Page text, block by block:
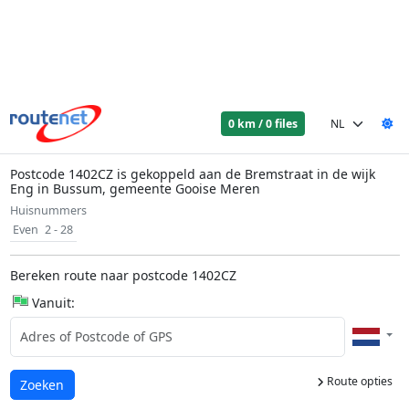
0 km / 0 files
Postcode 1402CZ is gekoppeld aan de Bremstraat in de wijk
Eng in Bussum, gemeente Gooise Meren
Huisnummers
Even 2 - 28
Bereken route naar postcode 1402CZ
Vanuit:
Route opties
Laden...
Zoeken